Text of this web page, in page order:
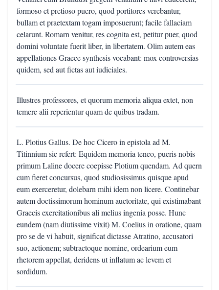
formoso et pretioso puero, quod portitores verebantur,
bullam et praetextam togam imposuerunt; facile fallaciam
celarunt. Romarn venitur, res cognita est, petitur puer, quod
domini voluntate fuerit liber, in libertatem. Olim autem eas
appellationes Graece synthesis vocabant: mox controversias
quidem, sed aut fictas aut iudiciales.
Illustres professores, et quorum memoria aliqua extet, non
temere alii reperientur quam de quibus tradam.
L. Plotius Gallus. De hoc Cicero in epistola ad M.
Titinnium sic refert: Equidem memoria teneo, pueris nobis
primum Laline docere coepisse Plotium quendam. Ad quern
cum fieret concursus, quod studiosissimus quisque apud
eum exerceretur, dolebarn mihi idem non licere. Continebar
autem doctissimorum hominum auctoritate, qui existimabant
Graecis exercitationibus ali melius ingenia posse. Hunc
eundem (nam diutissime vixit) M. Coelius in oratione, quam
pro se de vi habuit, significat dictasse Atratino, accusatori
suo, actionem; subtractoque nomine, ordearium eum
rhetorem appellat, deridens ut inflatum ac levem et
sordidum.